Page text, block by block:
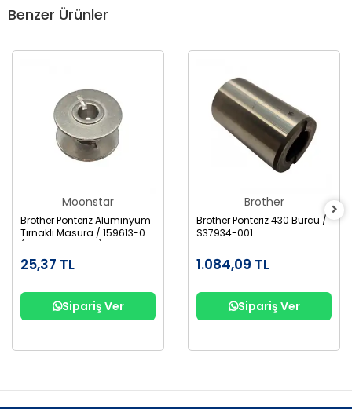
Benzer Ürünler
Moonstar
Brother Ponteriz Alüminyum
Tırnaklı Masura / 159613-001
(B1827-280-000)
25,37 TL
Sipariş Ver
Brother
Brother Ponteriz 430 Burcu /
S37934-001
1.084,09 TL
Sipariş Ver